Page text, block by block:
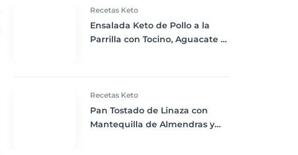
Recetas Keto
Ensalada Keto de Pollo a la
Parrilla con Tocino, Aguacate y
Recetas Keto
Pan Tostado de Linaza con
Mantequilla de Almendras y